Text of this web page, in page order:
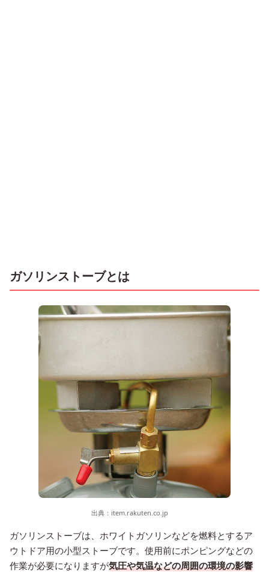
ガソリンストーブとは
出典： item.rakuten.co.jp
ガソリンストーブは、ホワイトガソリンなどを燃料とするア
ウトドア用の小型ストーブです。使用前にポンピングなどの
作業が必要になりますが気圧や気温などの周囲の環境の影響